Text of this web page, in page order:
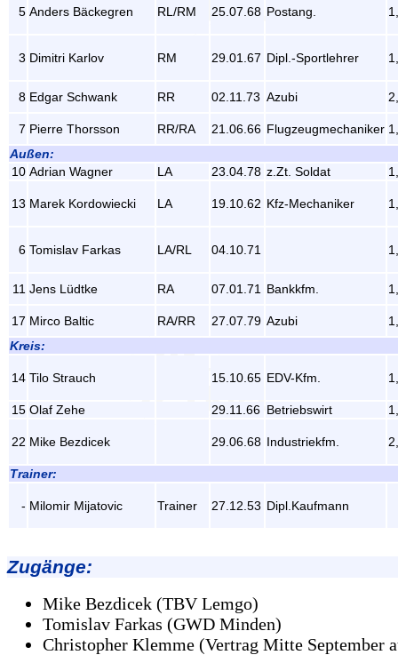
5 Anders Bäckegren RL/RM 25.07.68 Postang.
3 Dimitri Karlov RM 29.01.67 Dipl.-Sportlehrer
8 Edgar Schwank RR 02.11.73 Azubi
7 Pierre Thorsson RR/RA 21.06.66 Flugzeugmechaniker
Außen:
10 Adrian Wagner LA 23.04.78 z.Zt. Soldat
13 Marek Kordowiecki LA 19.10.62 Kfz-Mechaniker
6 Tomislav Farkas LA/RL 04.10.71
11 Jens Lüdtke RA 07.01.71 Bankkfm.
17 Mirco Baltic RA/RR 27.07.79 Azubi
Kreis:
14 Tilo Strauch 15.10.65 EDV-Kfm.
15 Olaf Zehe 29.11.66 Betriebswirt
22 Mike Bezdicek 29.06.68 Industriekfm.
Trainer:
- Milomir Mijatovic Trainer 27.12.53 Dipl.Kaufmann
Zugänge:
Mike Bezdicek (TBV Lemgo)
Tomislav Farkas (GWD Minden)
Christopher Klemme (Vertrag Mitte September